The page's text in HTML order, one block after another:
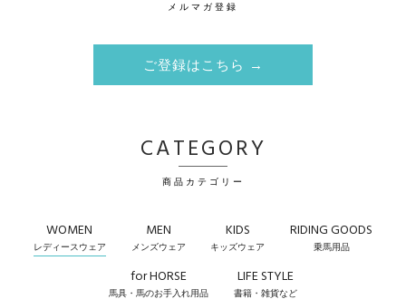
メルマガ登録
ご登録はこちら →
CATEGORY
商品カテゴリー
WOMEN
レディースウェア
MEN
メンズウェア
KIDS
キッズウェア
RIDING GOODS
乗馬用品
for HORSE
馬具・馬のお手入れ用品
LIFE STYLE
書籍・雑貨など